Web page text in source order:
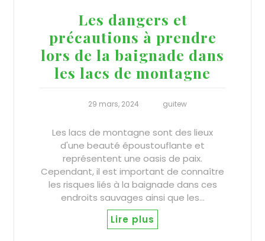
Les dangers et
précautions à prendre
lors de la baignade dans
les lacs de montagne
29 mars, 2024 guitew
Les lacs de montagne sont des lieux
d'une beauté époustouflante et
représentent une oasis de paix.
Cependant, il est important de connaître
les risques liés à la baignade dans ces
endroits sauvages ainsi que les…
Lire plus